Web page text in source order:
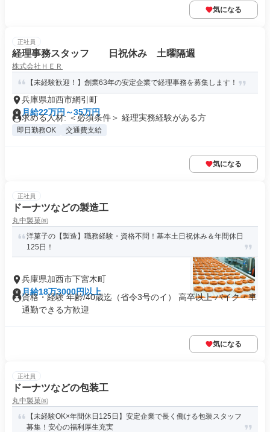
気になる
正社員
経理事務スタッフ 日祝休み 土曜隔週
株式会社ＨＥＲ
【未経験歓迎！】創業63年の安定企業で経理事務を募集します！
兵庫県加西市網引町
月給22万円～35万円
求める人材: ＜必須条件＞ 経理実務経験がある方
即日勤務OK 交通費支給
気になる
正社員
ドーナツなどの製造工
丸中製菓㈱
洋菓子の【製造】職務経験・資格不問！基本土日祝休み＆年間休日
125日！
兵庫県加西市下宮木町
月給18万3000円以上
資格・経験 年齢/40歳迄（省令3号のイ） 高卒以上 バイク・車
通勤できる方歓迎
気になる
正社員
ドーナツなどの包装工
丸中製菓㈱
【未経験OK×年間休日125日】安定企業で長く働ける包装スタッフ
募集！安心の福利厚生充実